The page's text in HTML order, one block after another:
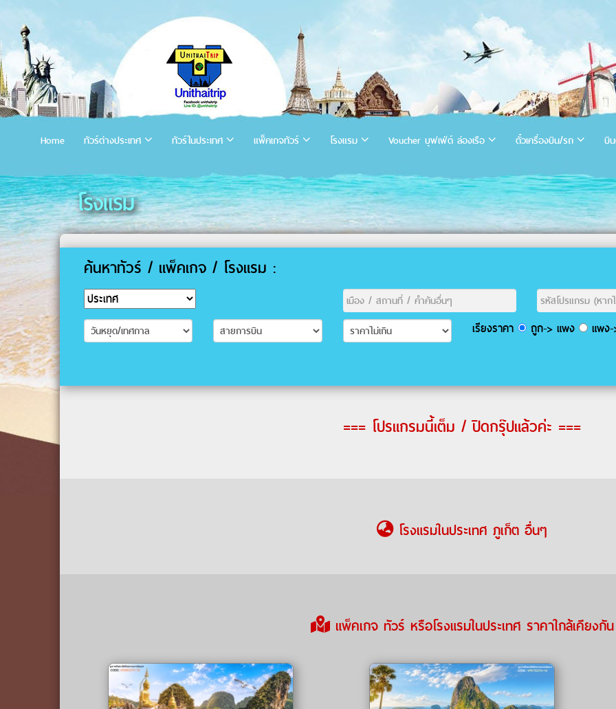
Home ทัวร์ต่างประเทศ ทัวร์ในประเทศ แพ็คเกจทัวร์ โรงแรม Voucher บุฟเฟ่ต์ ล่องเรือ ตั๋วเครื่องบิน/รถ บิ
โรงแรม
ค้นหาทัวร์ / แพ็คเกจ / โรงแรม :
เรียงราคา ถูก-> แพง แพง-
=== โปรแกรมนี้เต็ม / ปิดกรุ๊ปแล้วค่ะ ===
โรงแรมในประเทศ ภูเก็ต อื่นๆ
แพ็คเกจ ทัวร์ หรือโรงแรมในประเทศ ราคาใกล้เคียงกัน